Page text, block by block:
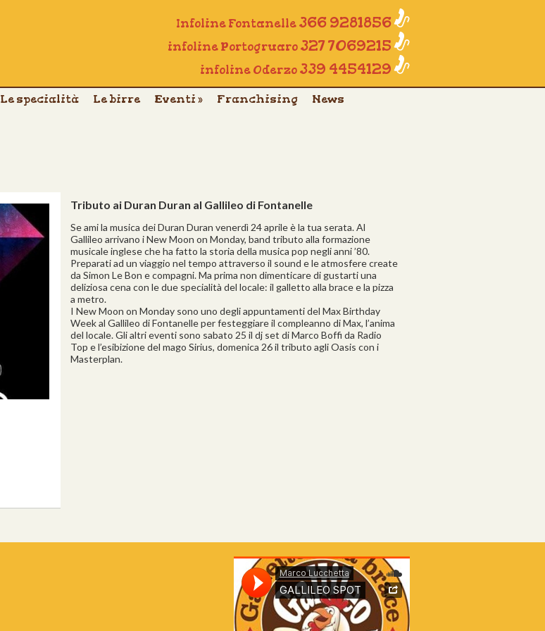
Infoline Fontanelle 366 9281856
infoline Portogruaro 327 7069215
infoline Oderzo 339 4454129
Le specialità Le birre Eventi » Franchising
News
Tributo ai Duran Duran al Gallileo di Fontanelle
Se ami la musica dei Duran Duran venerdì 24 aprile è la tua serata. Al
Gallileo arrivano i New Moon on Monday, band tributo alla formazione
musicale inglese che ha fatto la storia della musica pop negli anni ’80.
Preparati ad un viaggio nel tempo attraverso il sound e le atmosfere create
da Simon Le Bon e compagni. Ma prima non dimenticare di gustarti una
deliziosa cena con le due specialità del locale: il galletto alla brace e la pizza
a metro.
I New Moon on Monday sono uno degli appuntamenti del Max Birthday
Week al Gallileo di Fontanelle per festeggiare il compleanno di Max, l’anima
del locale. Gli altri eventi sono sabato 25 il dj set di Marco Boffi da Radio
Top e l’esibizione del mago Sirius, domenica 26 il tributo agli Oasis con i
Masterplan.